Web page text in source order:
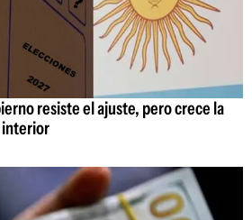
resiste el ajuste, pero crece la
interior